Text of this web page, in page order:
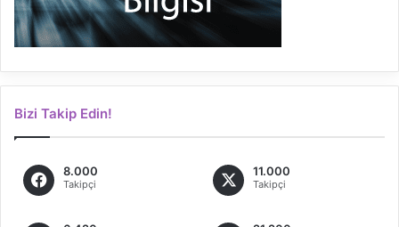
Bizi Takip Edin!
8.000
Takipçi
11.000
Takipçi